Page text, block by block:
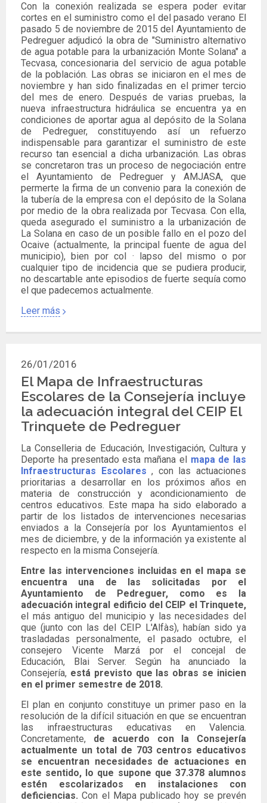
Con la conexión realizada se espera poder evitar
cortes en el suministro como el del pasado verano El
pasado 5 de noviembre de 2015 del Ayuntamiento de
Pedreguer adjudicó la obra de "Suministro alternativo
de agua potable para la urbanización Monte Solana" a
Tecvasa, concesionaria del servicio de agua potable
de la población. Las obras se iniciaron en el mes de
noviembre y han sido finalizadas en el primer tercio
del mes de enero. Después de varias pruebas, la
nueva infraestructura hidráulica se encuentra ya en
condiciones de aportar agua al depósito de la Solana
de Pedreguer, constituyendo así un refuerzo
indispensable para garantizar el suministro de este
recurso tan esencial a dicha urbanización. Las obras
se concretaron tras un proceso de negociación entre
el Ayuntamiento de Pedreguer y AMJASA, que
permerte la firma de un convenio para la conexión de
la tubería de la empresa con el depósito de la Solana
por medio de la obra realizada por Tecvasa. Con ella,
queda asegurado el suministro a la urbanización de
La Solana en caso de un posible fallo en el pozo del
Ocaive (actualmente, la principal fuente de agua del
municipio), bien por col · lapso del mismo o por
cualquier tipo de incidencia que se pudiera producir,
no descartable ante episodios de fuerte sequía como
el que padecemos actualmente.
Leer más
26/01/2016
El Mapa de Infraestructuras
Escolares de la Consejería incluye
la adecuación integral del CEIP El
Trinquete de Pedreguer
La Conselleria de Educación, Investigación, Cultura y
Deporte ha presentado esta mañana el mapa de las
Infraestructuras Escolares, con las actuaciones
prioritarias a desarrollar en los próximos años en
materia de construcción y acondicionamiento de
centros educativos. Este mapa ha sido elaborado a
partir de los listados de intervenciones necesarias
enviados a la Consejería por los Ayuntamientos el
mes de diciembre, y de la información ya existente al
respecto en la misma Consejería.
Entre las intervenciones incluidas en el mapa se
encuentra una de las solicitadas por el
Ayuntamiento de Pedreguer, como es la
adecuación integral edificio del CEIP el Trinquete,
el más antiguo del municipio y las necesidades del
que (junto con las del CEIP L'Alfàs), habían sido ya
trasladadas personalmente, el pasado octubre, el
consejero Vicente Marzá por el concejal de
Educación, Blai Server. Según ha anunciado la
Consejería, está previsto que las obras se inicien
en el primer semestre de 2018.
El plan en conjunto constituye un primer paso en la
resolución de la difícil situación en que se encuentran
las infraestructuras educativas en Valencia.
Concretamente, de acuerdo con la Consejería
actualmente un total de 703 centros educativos
se encuentran necesidades de actuaciones en
este sentido, lo que supone que 37.378 alumnos
estén escolarizados en instalaciones con
deficiencias.Con el Mapa publicado hoy se prevén